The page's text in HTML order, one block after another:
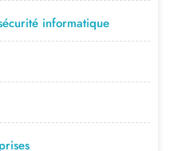
informatique